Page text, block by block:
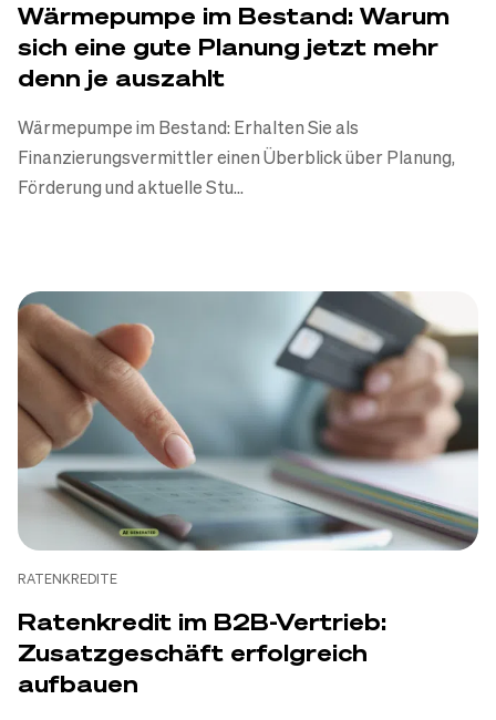
Wärmepumpe im Bestand: Warum
sich eine gute Planung jetzt mehr
denn je auszahlt
Wärmepumpe im Bestand: Erhalten Sie als
Finanzierungsvermittler einen Überblick über Planung,
Förderung und aktuelle Stu...
RATENKREDITE
Ratenkredit im B2B-Vertrieb:
Zusatzgeschäft erfolgreich
aufbauen